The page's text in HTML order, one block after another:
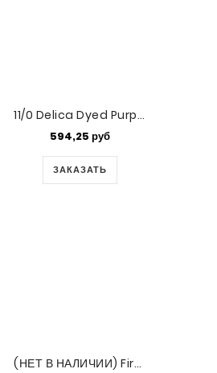
11/0 Delica Dyed Purple Silk Satin -50gm (DB1810-50)
594,25 руб
ЗАКАЗАТЬ
(НЕТ В НАЛИЧИИ) Fireline нити 6Lb 0,15мм Crystal 13,72м